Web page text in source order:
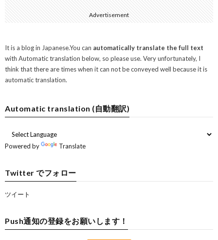
Advertisement
It is a blog in Japanese.You can automatically translate the full text
with Automatic translation below, so please use. Very unfortunately, I
think that there are times when it can not be conveyed well because it is
automatic translation.
Automatic translation (自動翻訳)
Powered by Translate
Twitter でフォロー
ツイート
Push通知の登録をお願いします！